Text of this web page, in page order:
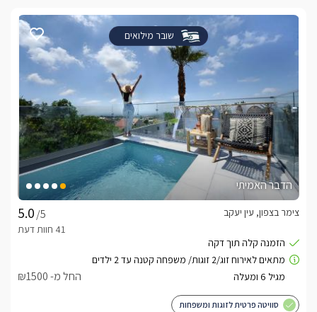
שובר מילואים
הדבר האמיתי
/5
צימר בצפון, עין יעקב
החל מ- ₪1500
סוויטה פרטית לזוגות ומשפחות